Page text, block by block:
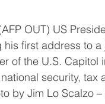
OUT) US
first address to
of the U.S. Capitol
security, tax
by Jim Lo Scalzo